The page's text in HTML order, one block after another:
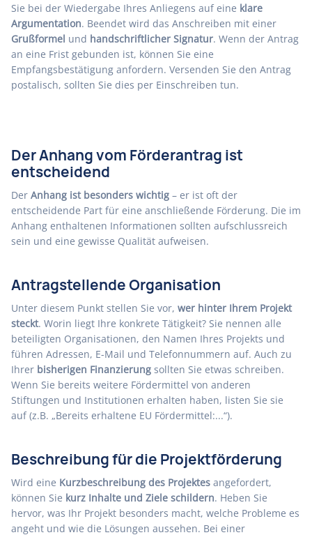
Sie bei der Wiedergabe Ihres Anliegens auf eine klare
Argumentation. Beendet wird das Anschreiben mit einer
Grußformel und handschriftlicher Signatur. Wenn der Antrag
an eine Frist gebunden ist, können Sie eine
Empfangsbestätigung anfordern. Versenden Sie den Antrag
postalisch, sollten Sie dies per Einschreiben tun.
Der Anhang vom Förderantrag ist
entscheidend
Der Anhang ist besonders wichtig – er ist oft der
entscheidende Part für eine anschließende Förderung. Die im
Anhang enthaltenen Informationen sollten aufschlussreich
sein und eine gewisse Qualität aufweisen.
Antragstellende Organisation
Unter diesem Punkt stellen Sie vor, wer hinter Ihrem Projekt
steckt. Worin liegt Ihre konkrete Tätigkeit? Sie nennen alle
beteiligten Organisationen, den Namen Ihres Projekts und
führen Adressen, E-Mail und Telefonnummern auf. Auch zu
Ihrer bisherigen Finanzierung sollten Sie etwas schreiben.
Wenn Sie bereits weitere Fördermittel von anderen
Stiftungen und Institutionen erhalten haben, listen Sie sie
auf (z.B. „Bereits erhaltene EU Fördermittel:...“).
Beschreibung für die Projektförderung
Wird eine Kurzbeschreibung des Projektes angefordert,
können Sie kurz Inhalte und Ziele schildern. Heben Sie
hervor, was Ihr Projekt besonders macht, welche Probleme es
angeht und wie die Lösungen aussehen. Bei einer